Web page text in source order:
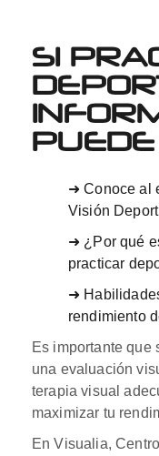
SI
➜Conoce al
Visión
➜ ¿Por qué
practicar
➜
rendimiento
Es importante que
una evaluación
terapia visual
maximizar tu
En Visualia,